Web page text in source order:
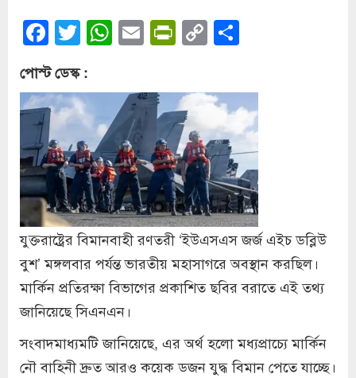
Facebook
Twitter
WhatsApp
EmailPrintFriendly
Copy
Link
পোস্ট ডেস্ক :
যুক্তরাষ্ট্রের বিমানবাহী রণতরী ‘ইউএসএস জর্জ এইচ ডব্লিউ
বুশ’ মঙ্গলবার পর্যন্ত ভারতীয় মহাসাগরে অবস্থান করছিল।
মার্কিন প্রতিরক্ষা বিভাগের প্রকাশিত ছবির বরাতে এই তথ্য
জানিয়েছে সিএনএন।
সংবাদমাধ্যমটি জানিয়েছে, এর অর্থ হলো মধ্যপ্রাচ্যে মার্কিন
নৌ বাহিনী দ্রুত আরও কয়েক ডজন যুদ্ধ বিমান পেতে যাচ্ছে।